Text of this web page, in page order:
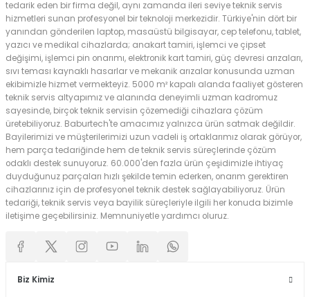
tedarik eden bir firma değil, aynı zamanda ileri seviye teknik servis
hizmetleri sunan profesyonel bir teknoloji merkezidir. Türkiye'nin dört bir
yanından gönderilen laptop, masaüstü bilgisayar, cep telefonu, tablet,
yazıcı ve medikal cihazlarda; anakart tamiri, işlemci ve çipset
değişimi, işlemci pin onarımı, elektronik kart tamiri, güç devresi arızaları,
sıvı teması kaynaklı hasarlar ve mekanik arızalar konusunda uzman
ekibimizle hizmet vermekteyiz. 5000 m² kapalı alanda faaliyet gösteren
teknik servis altyapımız ve alanında deneyimli uzman kadromuz
sayesinde, birçok teknik servisin çözemediği cihazlara çözüm
üretebiliyoruz. Baburtech'te amacımız yalnızca ürün satmak değildir.
Bayilerimizi ve müşterilerimizi uzun vadeli iş ortaklarımız olarak görüyor,
hem parça tedariğinde hem de teknik servis süreçlerinde çözüm
odaklı destek sunuyoruz. 60.000'den fazla ürün çeşidimizle ihtiyaç
duyduğunuz parçaları hızlı şekilde temin ederken, onarım gerektiren
cihazlarınız için de profesyonel teknik destek sağlayabiliyoruz. Ürün
tedariği, teknik servis veya bayilik süreçleriyle ilgili her konuda bizimle
iletişime geçebilirsiniz. Memnuniyetle yardımcı oluruz.
Biz Kimiz